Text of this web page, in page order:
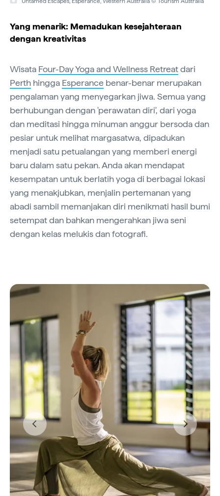
Yang menarik: Memadukan kesejahteraan
dengan kreativitas
Wisata Four-Day Yoga and Wellness Retreatdari
Perth hingga Esperance benar-benar merupakan
pengalaman yang menyegarkan jiwa. Semua yang
berhubungan dengan 'perawatan diri', dari yoga
dan meditasi hingga minuman anggur bersoda dan
pesiar untuk melihat margasatwa, dipadukan
menjadi satu petualangan yang memberi energi
baru dalam satu pekan. Anda akan mendapat
kesempatan untuk berlatih yoga di berbagai lokasi
yang menakjubkan, menjalin pertemanan yang
abadi sambil memanjakan diri menikmati hasil bumi
setempat dan bahkan mengerahkan jiwa seni
dengan kelas melukis dan fotografi.